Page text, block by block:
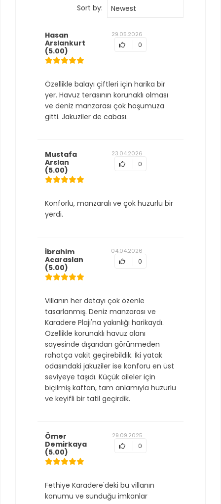
Sort by: Newest
Hasan
Arslankurt
(5.00)
29.05.2026
0
Özellikle balayı çiftleri için harika bir
yer. Havuz terasının korunaklı olması
ve deniz manzarası çok hoşumuza
gitti. Jakuziler de cabası.
Mustafa
Arslan
(5.00)
23.04.2026
0
Konforlu, manzaralı ve çok huzurlu bir
yerdi.
İbrahim
Acaraslan
(5.00)
04.04.2026
0
Villanın her detayı çok özenle
tasarlanmış. Deniz manzarası ve
Karadere Plajı'na yakınlığı harikaydı.
Özellikle korunaklı havuz alanı
sayesinde dışarıdan görünmeden
rahatça vakit geçirebildik. İki yatak
odasındaki jakuziler ise konforu en üst
seviyeye taşıdı. Küçük aileler için
biçilmiş kaftan, tam anlamıyla huzurlu
ve keyifli bir tatil geçirdik.
Ömer
Demirkaya
(5.00)
29.09.2025
0
Fethiye Karadere'deki bu villanın
konumu ve sunduğu imkanlar